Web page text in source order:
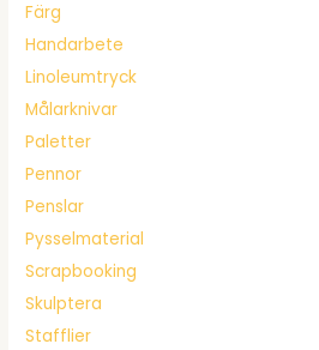
Färg
Handarbete
Linoleumtryck
Målarknivar
Paletter
Pennor
Penslar
Pysselmaterial
Scrapbooking
Skulptera
Stafflier